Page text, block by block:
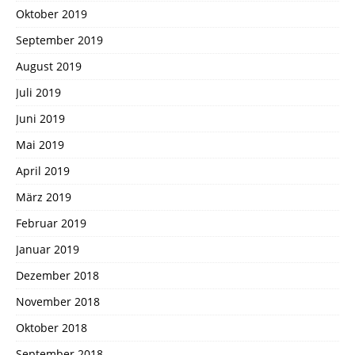
Oktober 2019
September 2019
August 2019
Juli 2019
Juni 2019
Mai 2019
April 2019
März 2019
Februar 2019
Januar 2019
Dezember 2018
November 2018
Oktober 2018